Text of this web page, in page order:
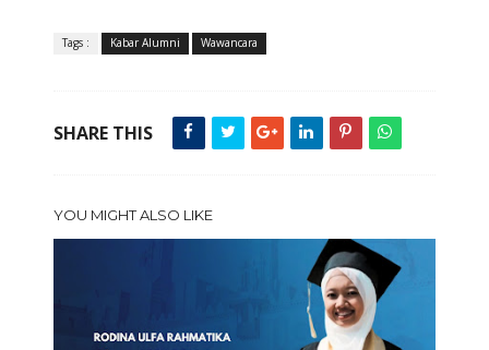
Tags : Kabar Alumni Wawancara
SHARE THIS
YOU MIGHT ALSO LIKE